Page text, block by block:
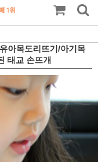
아목도리뜨기/아기목
태교 손뜨개